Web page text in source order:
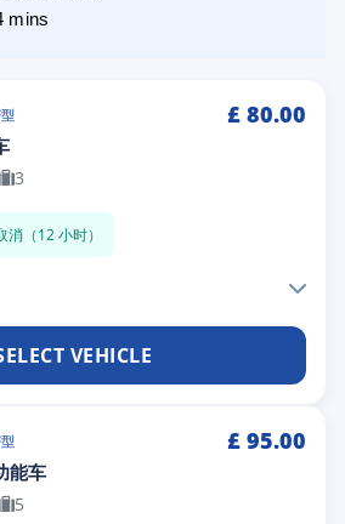
mins
£ 80.00
3
消（12 小时）
VEHICLE
£ 95.00
能车
5